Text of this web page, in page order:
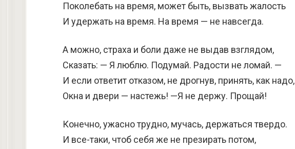
Поколебать на время, может быть, вызвать жалость
И удержать на время. На время — не навсегда.
А можно, страха и боли даже не выдав взглядом,
Сказать: — Я люблю. Подумай. Радости не ломай. —
И если ответит отказом, не дрогнув, принять, как надо,
Окна и двери — настежь! —Я не держу. Прощай!
Конечно, ужасно трудно, мучась, держаться твердо.
И все-таки, чтоб себя же не презирать потом,